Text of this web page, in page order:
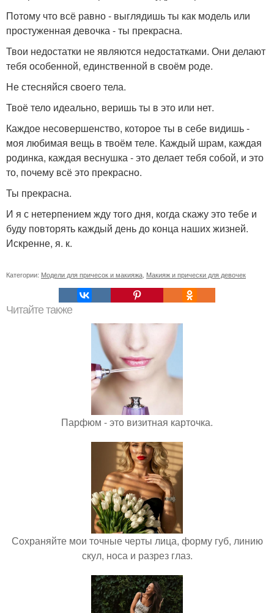
Потому что всё равно - выглядишь ты как модель или
простуженная девочка - ты прекрасна.
Твои недостатки не являются недостатками. Они делают
тебя особенной, единственной в своём роде.
Не стесняйся своего тела.
Твоё тело идеально, веришь ты в это или нет.
Каждое несовершенство, которое ты в себе видишь -
моя любимая вещь в твоём теле. Каждый шрам, каждая
родинка, каждая веснушка - это делает тебя собой, и это
то, почему всё это прекрасно.
Ты прекрасна.
И я с нетерпением жду того дня, когда скажу это тебе и
буду повторять каждый день до конца наших жизней.
Искренне, я. к.
Категории: Модели для причесок и макияжа Макияж и прически для девочек
Читайте также
Парфюм - это визитная карточка.
Сохраняйте мои точные черты лица, форму губ, линию
скул, носа и разрез глаз.